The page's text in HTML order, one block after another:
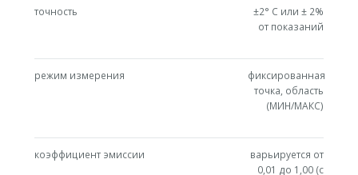
точность
±2° C или ± 2%
от показаний
режим измерения
фиксированная
точка, область
(МИН/МАКС)
коэффициент эмиссии
варьируется от
0,01 до 1,00 (с